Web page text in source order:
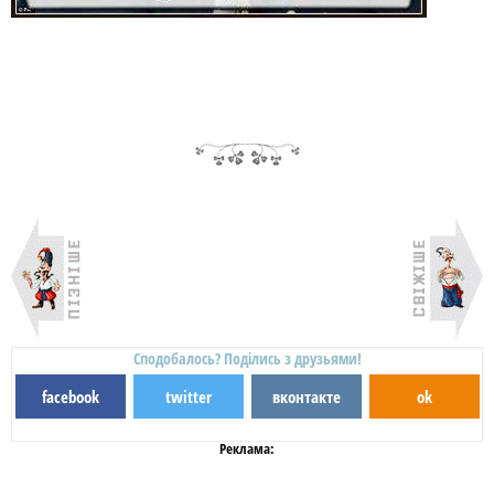
Сподобалось? Поділись з друзьями!
facebook twitter вконтакте ok
Реклама: